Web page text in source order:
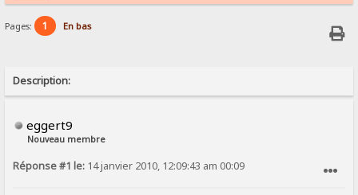
Pages: 1 En bas
Description:
eggert9
Nouveau membre
Réponse #1 le: 14 janvier 2010, 12:09:43 am 00:09